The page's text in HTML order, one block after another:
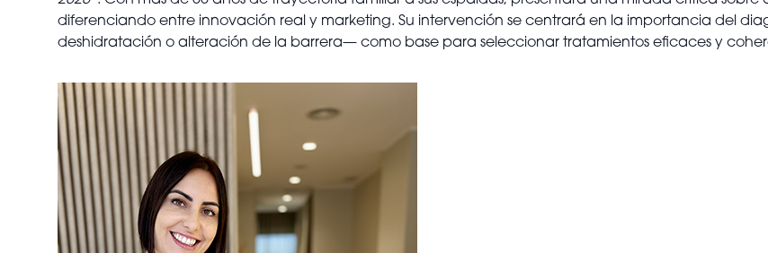
diferenciando entre innovación real y marketing. Su intervención se centrará en la importancia del
deshidratación o alteración de la barrera— como base para seleccionar tratamientos eficaces y